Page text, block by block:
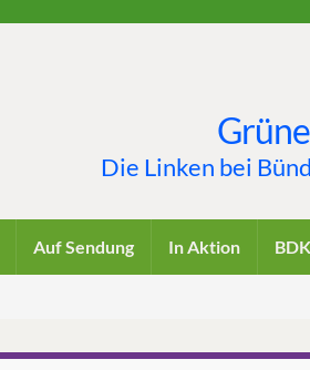
Die Linken bei
Auf Sendung In Aktion